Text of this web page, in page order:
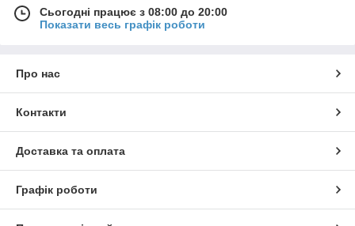
Сьогодні працює з 08:00 до 20:00
Показати весь графік роботи
Про нас
Контакти
Доставка та оплата
Графік роботи